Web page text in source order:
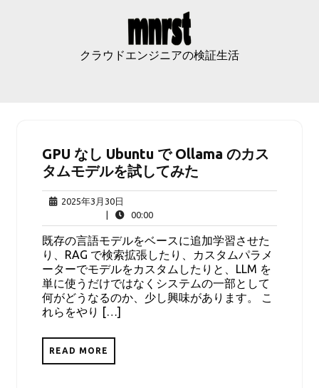
クラウドエンジニアの検証生活
GPU なし Ubuntu で Ollama のカス
タムモデルを試してみた
2025年3月30日
年
3
月
30
日
00:0000:00
既存の言語モデルをベースに追加学習させた
り、RAG で検索拡張したり、カスタムパラメ
ーターでモデルをカスタムしたりと、LLM を
単に使うだけではなくシステムの一部として
何がどうなるのか、少し興味があります。 こ
れらをやり […]
READ MORE